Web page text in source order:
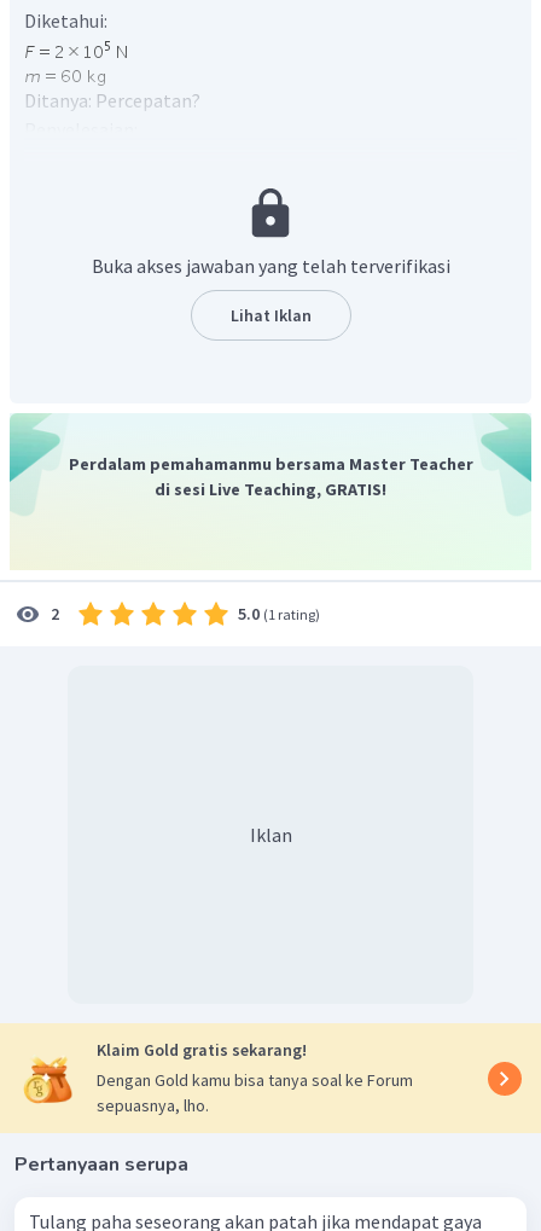
Diketahui:
Ditanya: Percepatan?
diberikan kepada benda per satuan luas. Adapun gaya yang
mempengaruhi tekanan berasal dari adanya percepatan
tulang patah adalah 3300 m/s2.
Buka akses jawaban yang telah terverifikasi
Lihat Iklan
Perdalam pemahamanmu bersama Master Teacher
di sesi Live Teaching, GRATIS!
2 5.0 (1 rating)
Iklan
Klaim Gold gratis sekarang!
Dengan Gold kamu bisa tanya soal ke Forum
sepuasnya, lho.
Pertanyaan serupa
Tulang paha seseorang akan patah jika mendapat gaya